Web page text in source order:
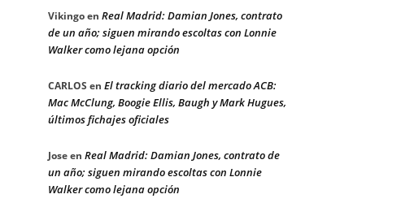
Vikingoen Real Madrid: Damian Jones, contrato
de un año; siguen mirando escoltas con Lonnie
Walker como lejana opción
CARLOS en El tracking diario del mercado ACB:
Mac McClung, Boogie Ellis, Baugh y Mark Hugues,
últimos fichajes oficiales
Joseen Real Madrid: Damian Jones, contrato de
un año; siguen mirando escoltas con Lonnie
Walker como lejana opción